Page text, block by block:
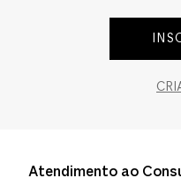
Pillow
Atendimento ao